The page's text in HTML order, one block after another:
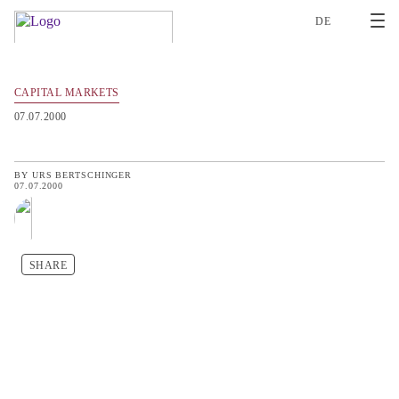
DE
CAPITAL MARKETS
07.07.2000
BY URS BERTSCHINGER
07.07.2000
SHARE